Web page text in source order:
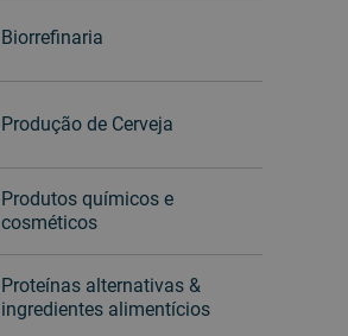
Biorrefinaria
Produção de Cerveja
Produtos químicos e
cosméticos
Proteínas alternativas &
ingredientes alimentícios